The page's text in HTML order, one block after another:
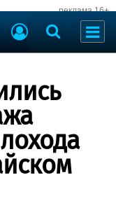
реклама 16+